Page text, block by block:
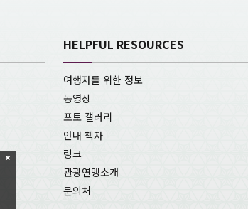
HELPFUL RESOURCES
여행자를 위한 정보
동영상
포토 갤러리
안내 책자
링크
관광연맹소개
문의처